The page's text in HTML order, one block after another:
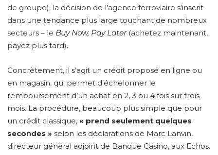
de groupe), la décision de l’agence ferroviaire s’inscrit
dans une tendance plus large touchant de nombreux
secteurs – le Buy Now, Pay Later(achetez maintenant,
payez plus tard).
Concrètement, il s’agit un crédit proposé en ligne ou
en magasin, qui permet d’échelonner le
remboursement d’un achat en 2, 3 ou 4 fois sur trois
mois. La procédure, beaucoup plus simple que pour
un crédit classique, « prend seulement quelques
secondes » selon les déclarations de Marc Lanvin,
directeur général adjoint de Banque Casino, aux Echos.